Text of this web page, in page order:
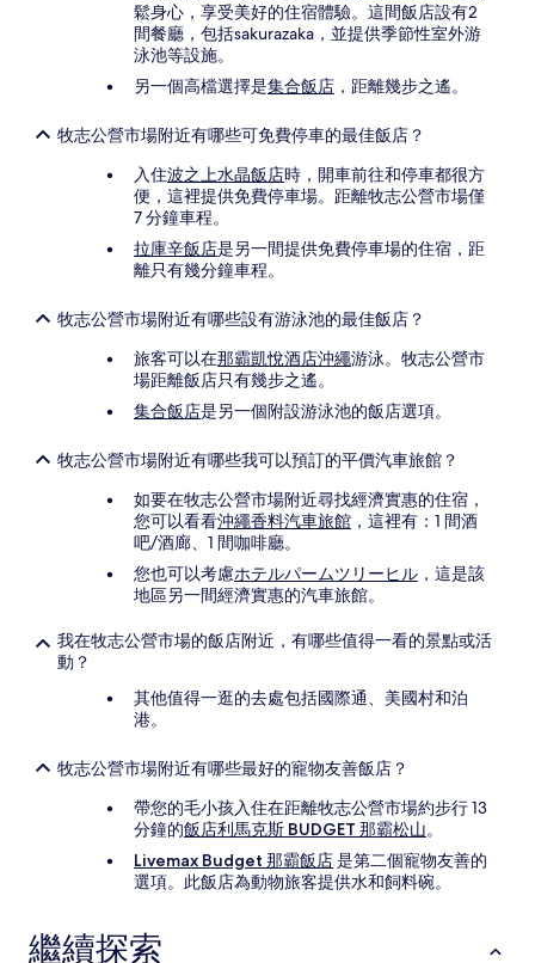
鬆身心，享受美好的住宿體驗。這間飯店設有2
間餐廳，包括sakurazaka，並提供季節性室外游
泳池等設施。
另一個高檔選擇是集合飯店 ，距離幾步之遙。
牧志公營市場附近有哪些可免費停車的最佳飯店？
入住波之上水晶飯店時，開車前往和停車都很方
便，這裡提供免費停車場。距離牧志公營市場僅
7 分鐘車程。
拉庫辛飯店是另一間提供免費停車場的住宿，距
離只有幾分鐘車程。
牧志公營市場附近有哪些設有游泳池的最佳飯店？
旅客可以在那霸凱悅酒店沖繩游泳。牧志公營市
場距離飯店只有幾步之遙。
集合飯店是另一個附設游泳池的飯店選項。
牧志公營市場附近有哪些我可以預訂的平價汽車旅館？
如要在牧志公營市場附近尋找經濟實惠的住宿，
您可以看看沖繩香料汽車旅館 ，這裡有：1 間酒
吧/酒廊、1 間咖啡廳。
您也可以考慮ホテルパームツリーヒル ，這是該
地區另一間經濟實惠的汽車旅館。
我在牧志公營市場的飯店附近，有哪些值得一看的景點或活
動？
其他值得一逛的去處包括國際通、美國村和泊
港。
牧志公營市場附近有哪些最好的寵物友善飯店？
帶您的毛小孩入住在距離牧志公營市場約步行 13
分鐘的飯店利馬克斯 BUDGET 那霸松山。
Livemax Budget 那霸飯店是第二個寵物友善的
選項。此飯店為動物旅客提供水和飼料碗。
繼續探索